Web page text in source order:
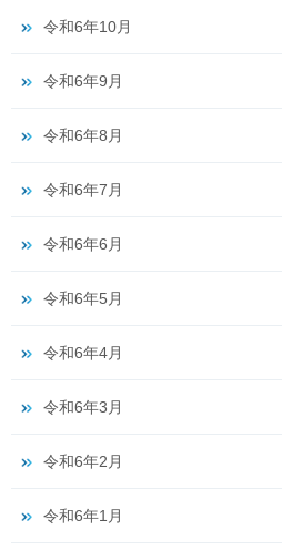
令和6年10月
令和6年9月
令和6年8月
令和6年7月
令和6年6月
令和6年5月
令和6年4月
令和6年3月
令和6年2月
令和6年1月